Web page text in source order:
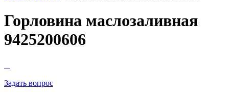
Горловина маслозаливная
9425200606
Задать вопрос